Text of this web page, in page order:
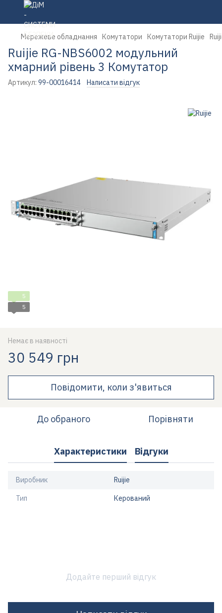
Мережеве обладнання Комутатори Комутатори Ruijie
Ruijie RG-NBS6002 модульний
хмарний рівень 3 Комутатор
Артикул: 99-00016414 Написати відгук
5
5
Немає в наявності
30 549 грн
Повідомити, коли з'явиться
До обраного Порівняти
Характеристики Відгуки
Виробник Ruijie
Тип Керований
Додайте перший відгук